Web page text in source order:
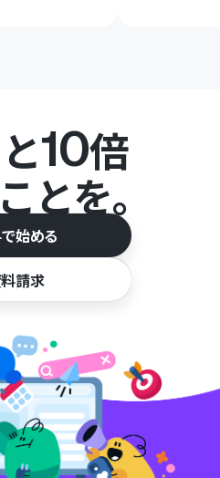
と10倍
とを。
始める
請求